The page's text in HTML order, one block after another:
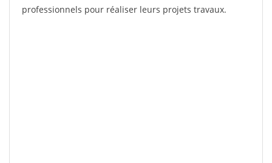
professionnels pour réaliser leurs projets travaux.